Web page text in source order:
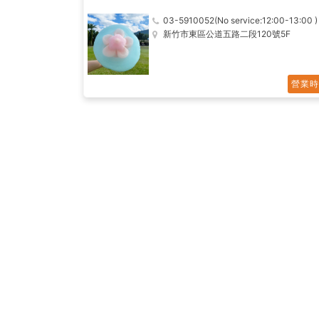
03-5910052(No service:12:00-13:00 )
新竹市東區公道五路二段120號5F
營業